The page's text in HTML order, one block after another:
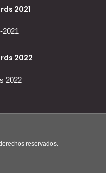
2021
2022
reservados.